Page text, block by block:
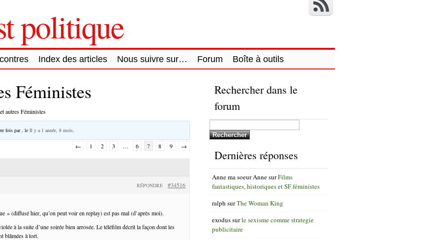
politique
Index des articles Nous suivre sur… Forum Boîte à outils
Féministes
autres Féministes
fois par , le Il y a 1 année, 8 mois
← 1 2 3 … 6 7 8 9 →
#34516
RÉPONDRE
» (diffusé hier, qu’on peut voir en replay) est pas mal (d’après moi).
à la suite d’une soirée bien arrosée. Le téléfilm décrit la façon dont les
blâmées à tort.
Rechercher dans le
forum
Dernières réponses
Anne ma soeur AnnesurFilms
fantastiques, historiques et SF féministes
ralph surThe Woman King
exodussurle sexisme comme strategie
publicitaire